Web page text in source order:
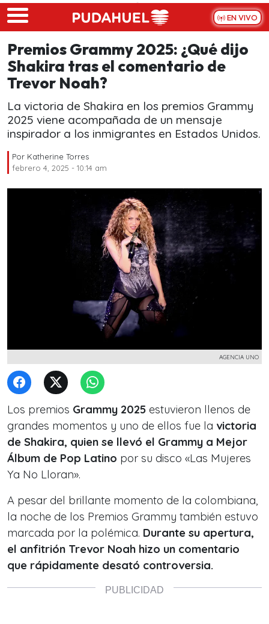
Skip to main content
EN VIVO
Premios Grammy 2025: ¿Qué dijo
Shakira tras el comentario de
Trevor Noah?
La victoria de Shakira en los premios Grammy
2025 viene acompañada de un mensaje
inspirador a los inmigrantes en Estados Unidos.
Por Katherine Torres
febrero 4, 2025 - 10:14 am
AGENCIA UNO
Los premios Grammy 2025 estuvieron llenos de
grandes momentos y uno de ellos fue la victoria
de Shakira, quien se llevó el Grammy a Mejor
Álbum de Pop Latino por su disco «Las Mujeres
Ya No Lloran».
A pesar del brillante momento de la colombiana,
la noche de los Premios Grammy también estuvo
marcada por la polémica. Durante su apertura,
el anfitrión Trevor Noah hizo un comentario
que rápidamente desató controversia.